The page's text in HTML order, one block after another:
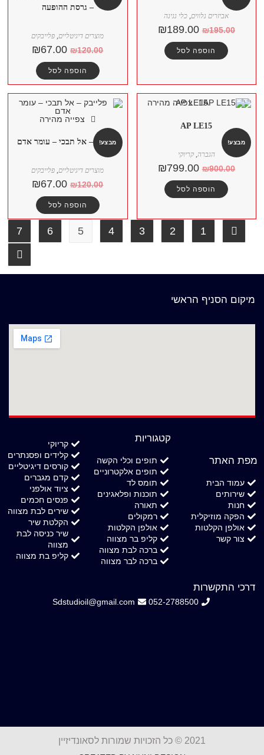
אביזרים נלווים, כלי נגינה
₪195.00
₪189.00
הוספה לסל
– גרסת ההופעה
מוצרים דיגיטליים פלייבקים
₪120.00
₪67.00
הוספה לסל
מבצע!
צפייה מהירה
AP LE15
הגברה,קריוקי
₪900.00
₪799.00
הוספה לסל
מבצע!
צפייה מהירה
פלייבק – אל תבכי – עומר אדם
מוצרים דיגיטליים פלייבקים
₪120.00
₪67.00
הוספה לסל
1
2
3
4
5
6
7
מיקום הסניף הראשי
מפת האתר
עמוד הבית
שירותים
חנות
הפקה מוזיקלית
אולפן הקלטות
צור קשר
קטגוריות
תופים וכלי הקשה
תופים אלקטרוניים
תומס לד
תוכנות ופלאגינים
תאורה
רמקולים
אולפן הקלטות
קליפ בר מצווה
ברכה לבת מצווה
ברכה לבר מצווה
קריוקי
קלידים ופסנתרים
קורסים דיגיטליים
קדם מגברים
ציוד אולפני
פנסים חכמים
שירים לבת מצווה
הקלטת שיר
שיר כניסה לבת
מצווה
קליפ בת מצווה
דרכי התקשרות
052-2788500
Sdstudioil@gmail.com
2021 © כל הזכויות שמורות לסאונדיזיין